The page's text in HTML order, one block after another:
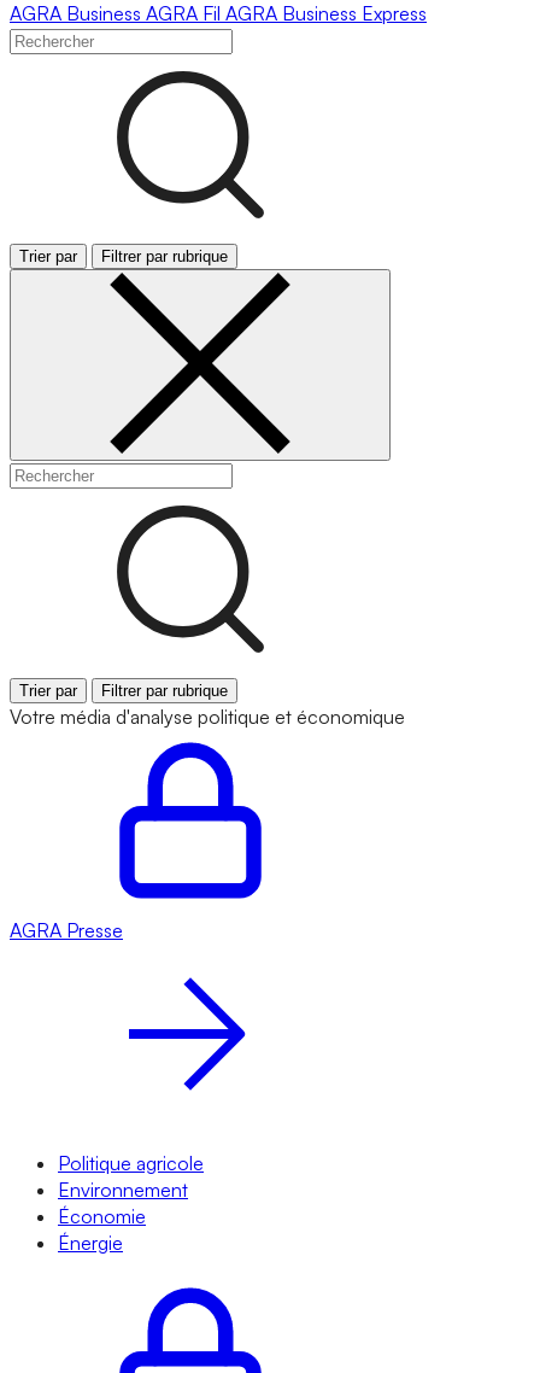
AGRA Business AGRA Fil AGRA Business Express
Trier par Filtrer par rubrique
Trier par Filtrer par rubrique
Votre média d'analyse politique et économique
AGRA Presse
Politique agricole
Environnement
Économie
Énergie